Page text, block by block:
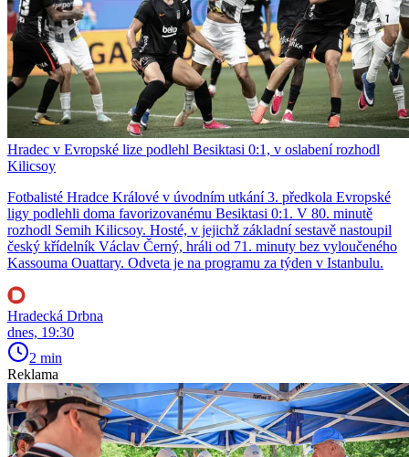
Hradec v Evropské lize podlehl Besiktasi 0:1, v oslabení rozhodl
Kilicsoy
Fotbalisté Hradce Králové v úvodním utkání 3. předkola Evropské
ligy podlehli doma favorizovanému Besiktasi 0:1. V 80. minutě
rozhodl Semih Kilicsoy. Hosté, v jejichž základní sestavě nastoupil
český křídelník Václav Černý, hráli od 71. minuty bez vyloučeného
Kassouma Ouattary. Odveta je na programu za týden v Istanbulu.
Hradecká Drbna
dnes, 19:30
2 min
Reklama